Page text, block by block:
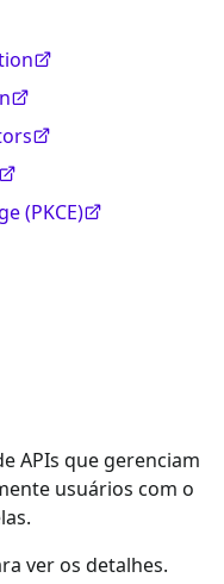
(PKCE)
APIs que gerenciam
usuários com o
ver os detalhes.